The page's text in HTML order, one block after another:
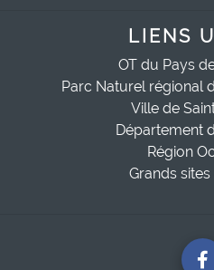
LIENS
OT du Pays
Parc Naturel régional
Ville de
Département
Région
Grands